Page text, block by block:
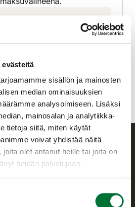
evästeitä
sisällön ja mainosten
median ominaisuuksien
analysoimiseen. Lisäksi
mainosalan ja analytiikka-
tietoja siitä, miten käytät
voivat yhdistää näitä
joita olet antanut heille tai joita on
heidän palvelujaan.
ja huolehtii riistapolitiikan
sille säädetyistä julkisista